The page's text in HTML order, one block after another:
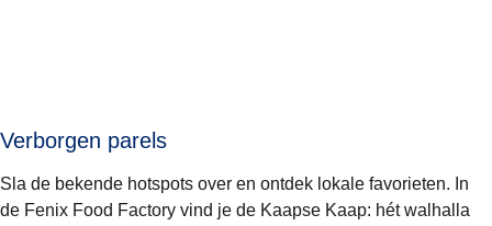
Verborgen parels
Sla de bekende hotspots over en ontdek lokale favorieten. In
de Fenix Food Factory vind je de Kaapse Kaap: hét walhalla